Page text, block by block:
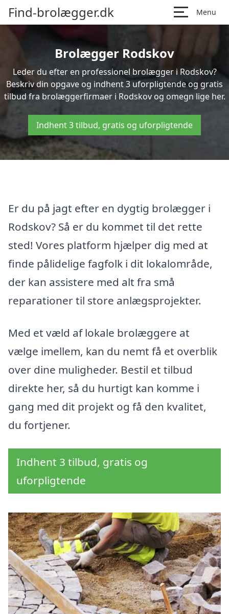
Find-brolægger.dk Menu
Brolægger Rodskov
Leder du efter en professionel brolægger i Rodskov?
Beskriv din opgave og indhent 3 uforpligtende og gratis
tilbud fra brolæggerfirmaer i Rodskov og omegn lige her.
Indhent 3 tilbud, gratis og uforpligtende
Er du på jagt efter en dygtig brolægger i
Rodskov? Så er du kommet til det rette
sted! Vores platform hjælper dig med at
finde pålidelige fagfolk i dit lokalområde,
der kan assistere med alt fra små
reparationer til store anlægsprojekter.
Med et væld af lokale brolæggere at
vælge imellem, kan du nemt få et overblik
over dine muligheder. Bestil et tilbud
direkte her, så du hurtigt kan komme i
gang med dit projekt og få den kvalitet,
du fortjener.
Indhent 3 tilbud, gratis og
uforpligtende